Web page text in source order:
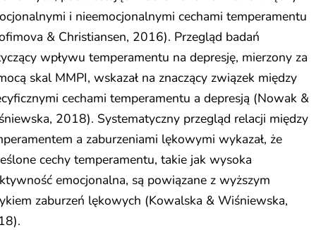
i nieemocjonalnymi cechami temperamentu
& Christiansen, 2016). Przegląd badań
wpływu temperamentu na depresję, mierzony za
skal MMPI, wskazał na znaczący związek między
cechami temperamentu a depresją (Nowak &
2018). Systematyczny przegląd relacji między
a zaburzeniami lękowymi wykazał, że
cechy temperamentu, takie jak wysoka
emocjonalna, są powiązane z wyższym
zaburzeń lękowych (Kowalska & Wiśniewska,